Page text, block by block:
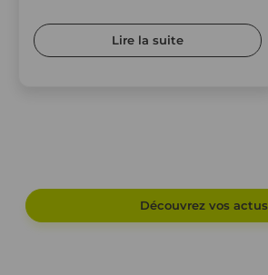
Lire la suite
Découvrez vos actus